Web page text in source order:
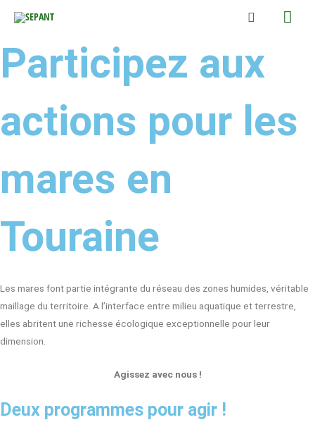
Rechercher
Participez aux
actions pour les
mares en
Touraine
Les mares font partie intégrante du réseau des zones humides, véritable
maillage du territoire. A l’interface entre milieu aquatique et terrestre,
elles abritent une richesse écologique exceptionnelle pour leur
dimension.
Agissez avec nous !
Deux programmes pour agir !